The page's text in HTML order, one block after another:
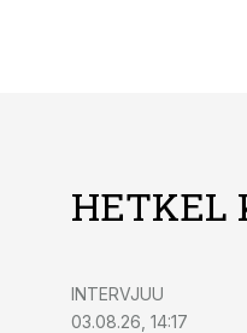
HETKEL
INTERVJUU
03.08.26, 14:17